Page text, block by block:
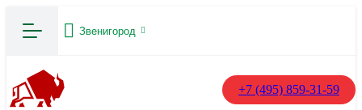
Звенигород
+7 (495) 859-31-59